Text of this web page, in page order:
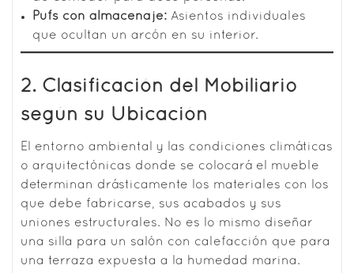
Pufs con almacenaje: Asientos individuales
que ocultan un arcón en su interior.
2. Clasificación del Mobiliario
según su Ubicación
El entorno ambiental y las condiciones climáticas
o arquitectónicas donde se colocará el mueble
determinan drásticamente los materiales con los
que debe fabricarse, sus acabados y sus
uniones estructurales. No es lo mismo diseñar
una silla para un salón con calefacción que para
una terraza expuesta a la humedad marina.